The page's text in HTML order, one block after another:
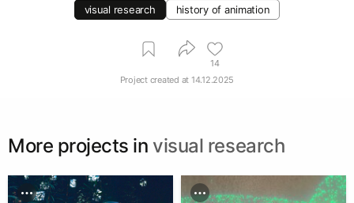
visual research history of animation
14
Project created at 14.12.2025
More projects in visual research